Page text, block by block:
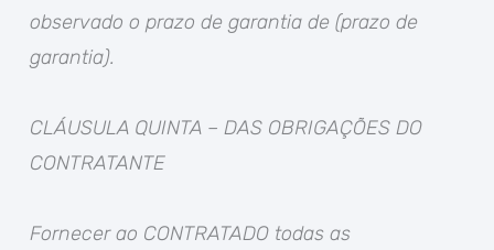
observado o prazo de garantia de (prazo de
garantia).
CLÁUSULA QUINTA – DAS OBRIGAÇÕES DO
CONTRATANTE
Fornecer ao CONTRATADO todas as